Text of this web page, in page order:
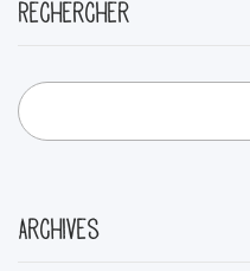
Rechercher
Archives